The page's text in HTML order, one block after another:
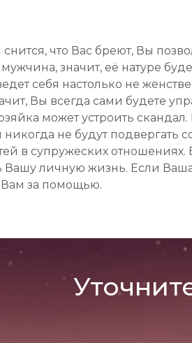
что Вас бреют, Вы
значит, её натуре
себя настолько не
Вы всегда сами будете
может устроить
не будут
в супружеских
Вашу личную жизнь. Если
Вам за помощью.